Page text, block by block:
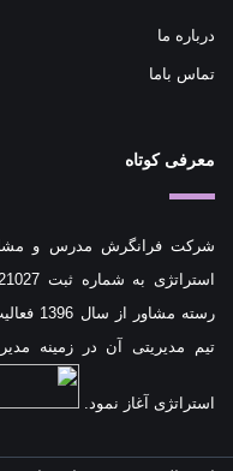
درباره ما
تماس باما
معرفی کوتاه
شرکت فرانگرش مدرس و
تیم مدیریتی آن در زمینه
استراتژی آغاز نمود.